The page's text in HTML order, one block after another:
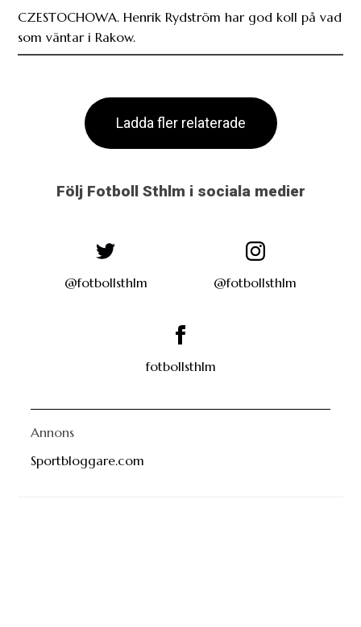
CZESTOCHOWA. Henrik Rydström har god koll på vad
som väntar i Rakow.
Ladda fler relaterade
Följ Fotboll Sthlm i sociala medier
@fotbollsthlm @fotbollsthlm
fotbollsthlm
Annons
Sportbloggare.com